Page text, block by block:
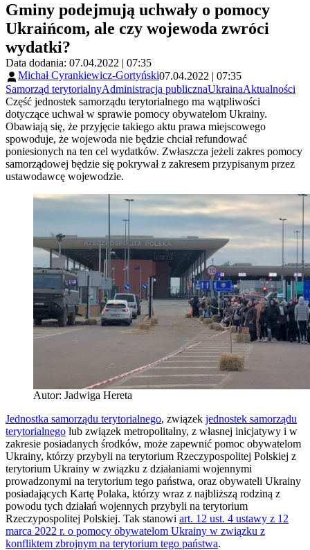
Gminy podejmują uchwały o pomocy
Ukraińcom, ale czy wojewoda zwróci
wydatki?
Data dodania: 07.04.2022 | 07:35
Michał Cyrankiewicz-Gortyński07.04.2022 | 07:35
Samorząd terytorialnyAdministracja publicznaUkrainaAktualności
Część jednostek samorządu terytorialnego ma wątpliwości
dotyczące uchwał w sprawie pomocy obywatelom Ukrainy.
Obawiają się, że przyjęcie takiego aktu prawa miejscowego
spowoduje, że wojewoda nie będzie chciał refundować
poniesionych na ten cel wydatków. Zwłaszcza jeżeli zakres pomocy
samorządowej będzie się pokrywał z zakresem przypisanym przez
ustawodawcę wojewodzie.
Autor: Jadwiga Hereta
Jednostka samorządu terytorialnego, związek jednostek samorządu
terytorialnego lub związek metropolitalny, z własnej inicjatywy i w
zakresie posiadanych środków, może zapewnić pomoc obywatelom
Ukrainy, którzy przybyli na terytorium Rzeczypospolitej Polskiej z
terytorium Ukrainy w związku z działaniami wojennymi
prowadzonymi na terytorium tego państwa, oraz obywateli Ukrainy
posiadających Kartę Polaka, którzy wraz z najbliższą rodziną z
powodu tych działań wojennych przybyli na terytorium
Rzeczypospolitej Polskiej. Tak stanowi art. 12 ust. 4 ustawy z 12
marca 2022 r. o pomocy obywatelom Ukrainy w związku z
konfliktem zbrojnym na terytorium tego państwa.